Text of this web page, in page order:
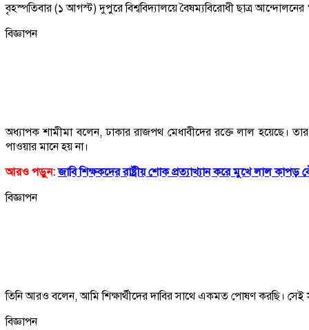
বৃহস্পতিবার (১ আগস্ট) দুপুরে বিশ্ববিদ্যালয়ে বৈষম্যবিরোধী ছাত্র আন্দোলনের
বিজ্ঞাপন
অধ্যাপক শামীমা বলেন, ঢাকার রাজপথ মেধাবীদের রক্তে লাল হয়েছে।
পাওয়ার মানে হয় না।
আরও পড়ুন:জাবি শিক্ষকদের রাষ্ট্রীয় শোক প্রত্যাখ্যান করে মুখে লাল কাপড়
বিজ্ঞাপন
তিনি আরও বলেন, আমি শিক্ষার্থীদের দাবির সাথে একমত পোষণ করছি। সেই
বিজ্ঞাপন